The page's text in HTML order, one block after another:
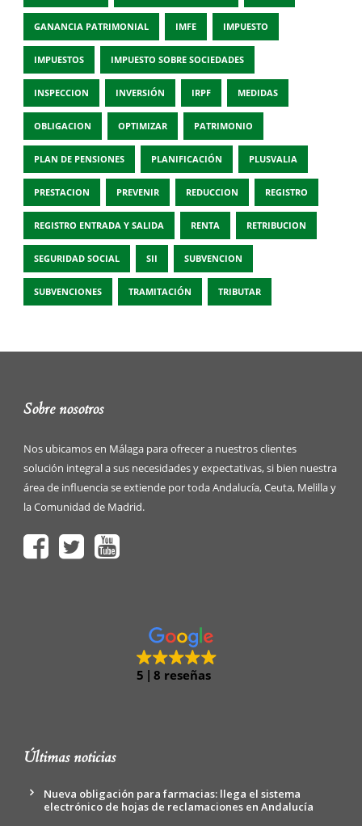
GANANCIA PATRIMONIAL IMFE IMPUESTO
IMPUESTOS IMPUESTO SOBRE SOCIEDADES
INSPECCION INVERSIÓN IRPF MEDIDAS
OBLIGACION OPTIMIZAR PATRIMONIO
PLAN DE PENSIONES PLANIFICACIÓN PLUSVALIA
PRESTACION PREVENIR REDUCCION REGISTRO
REGISTRO ENTRADA Y SALIDA RENTA RETRIBUCION
SEGURIDAD SOCIAL SII SUBVENCION
SUBVENCIONES TRAMITACIÓN TRIBUTAR
Sobre nosotros
Nos ubicamos en Málaga para ofrecer a nuestros clientes
solución integral a sus necesidades y expectativas, si bien nuestra
área de influencia se extiende por toda Andalucía, Ceuta, Melilla y
la Comunidad de Madrid.
5 8 reseñas
Últimas noticias
Nueva obligación para farmacias: llega el sistema
electrónico de hojas de reclamaciones en Andalucía